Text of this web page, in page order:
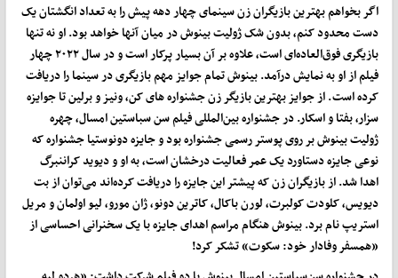
اگر بخواهم بهترین بازیگران زن سینمای چهار دهه‌ پیش را به تعداد انگشتان یک
دست محدود کنم، بدون شک ژولیت بینوش در میان آنها خواهد بود. او نه تنها
بازیگری فوق‌العاده‌ای است، علاوه بر آن بسیار پرکار است و در سال ٢٠٢٢ چهار
فیلم از او به نمایش درآمد. بینوش تمام جوایز مهم بازیگری در سینما را دریافت
کرده است. از جوایز بهترین بازیگر زن جشنواره های کن، ونیز و برلین تا جوایزه‌
سزار، بفتا و اسکار. در جشنواره بین‌المللی فیلم سن سباستین امسال، چهره
ژولیت بینوش بر روی پوستر رسمی جشنواره بود و جایزه دونوستیا جشنواره که
نوعی جایزه دستاورد یک عمر فعالیت درخشان است، به او و دیوید کراننبرگ
اهدا شد. از بازیگران زن که پیشتر این جایزه را دریافت کرده‌اند می‌توان از بت
دیویس، کلودت کولبرت، لورن باکال، کاترین دونو، ژان مورو، لیو اولمان و مریل
استریپ نام برد. بینوش هنگام مراسم اهدای جایزه با یک سخنرانی احساسی از
«همسفر وفادار خود: سکوت» تشکر کرد!